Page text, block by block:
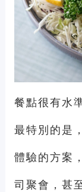
餐點很有水
最特別的是
體驗的方案
司聚會，甚